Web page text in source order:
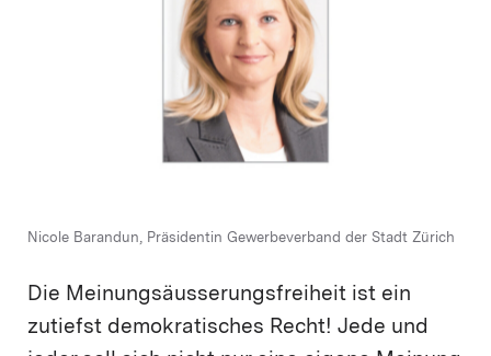
Nicole Barandun, Präsidentin Gewerbeverband der Stadt Zürich
Die Meinungsäusserungsfreiheit ist ein
zutiefst demokratisches Recht! Jede und